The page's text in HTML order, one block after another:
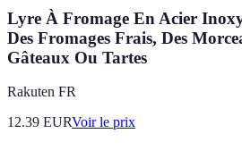
Lyre À Fromage En Acier
Des Fromages Frais, Des
Gâteaux Ou Tartes
Rakuten FR
12.39 EURVoir le prix